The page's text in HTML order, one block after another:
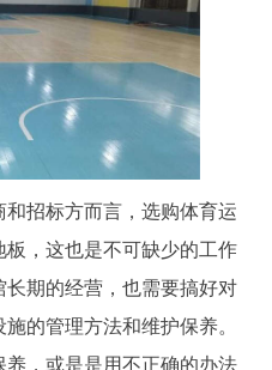
招标方而言，选购体育运
，这也是不可缺少的工作
期的经营，也需要搞好对
的管理方法和维护保养。
，或是是用不正确的办法